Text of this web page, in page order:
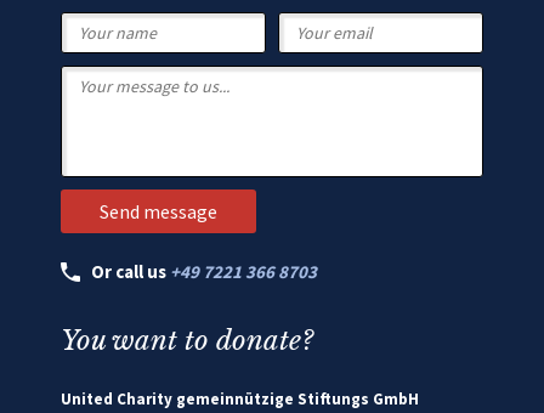
Or call us +49 7221 366 8703
You want to donate?
United Charity gemeinnützige Stiftungs GmbH